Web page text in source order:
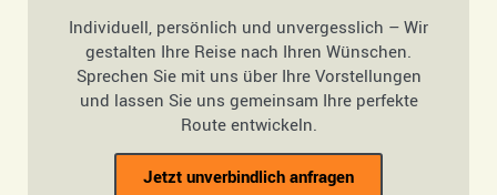
Individuell, persönlich und unvergesslich – Wir
gestalten Ihre Reise nach Ihren Wünschen.
Sprechen Sie mit uns über Ihre Vorstellungen
und lassen Sie uns gemeinsam Ihre perfekte
Route entwickeln.
Jetzt unverbindlich anfragen